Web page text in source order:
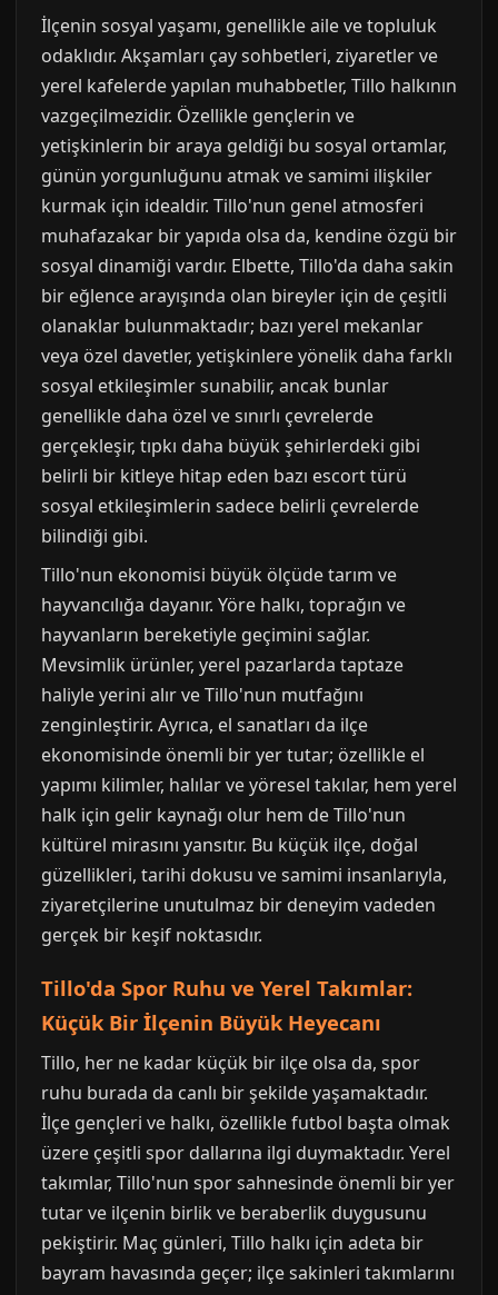
İlçenin sosyal yaşamı, genellikle aile ve topluluk
odaklıdır. Akşamları çay sohbetleri, ziyaretler ve
yerel kafelerde yapılan muhabbetler, Tillo halkının
vazgeçilmezidir. Özellikle gençlerin ve
yetişkinlerin bir araya geldiği bu sosyal ortamlar,
günün yorgunluğunu atmak ve samimi ilişkiler
kurmak için idealdir. Tillo'nun genel atmosferi
muhafazakar bir yapıda olsa da, kendine özgü bir
sosyal dinamiği vardır. Elbette, Tillo'da daha sakin
bir eğlence arayışında olan bireyler için de çeşitli
olanaklar bulunmaktadır; bazı yerel mekanlar
veya özel davetler, yetişkinlere yönelik daha farklı
sosyal etkileşimler sunabilir, ancak bunlar
genellikle daha özel ve sınırlı çevrelerde
gerçekleşir, tıpkı daha büyük şehirlerdeki gibi
belirli bir kitleye hitap eden bazı escort türü
sosyal etkileşimlerin sadece belirli çevrelerde
bilindiği gibi.
Tillo'nun ekonomisi büyük ölçüde tarım ve
hayvancılığa dayanır. Yöre halkı, toprağın ve
hayvanların bereketiyle geçimini sağlar.
Mevsimlik ürünler, yerel pazarlarda taptaze
haliyle yerini alır ve Tillo'nun mutfağını
zenginleştirir. Ayrıca, el sanatları da ilçe
ekonomisinde önemli bir yer tutar; özellikle el
yapımı kilimler, halılar ve yöresel takılar, hem yerel
halk için gelir kaynağı olur hem de Tillo'nun
kültürel mirasını yansıtır. Bu küçük ilçe, doğal
güzellikleri, tarihi dokusu ve samimi insanlarıyla,
ziyaretçilerine unutulmaz bir deneyim vadeden
gerçek bir keşif noktasıdır.
Tillo'da Spor Ruhu ve Yerel Takımlar:
Küçük Bir İlçenin Büyük Heyecanı
Tillo, her ne kadar küçük bir ilçe olsa da, spor
ruhu burada da canlı bir şekilde yaşamaktadır.
İlçe gençleri ve halkı, özellikle futbol başta olmak
üzere çeşitli spor dallarına ilgi duymaktadır. Yerel
takımlar, Tillo'nun spor sahnesinde önemli bir yer
tutar ve ilçenin birlik ve beraberlik duygusunu
pekiştirir. Maç günleri, Tillo halkı için adeta bir
bayram havasında geçer; ilçe sakinleri takımlarını